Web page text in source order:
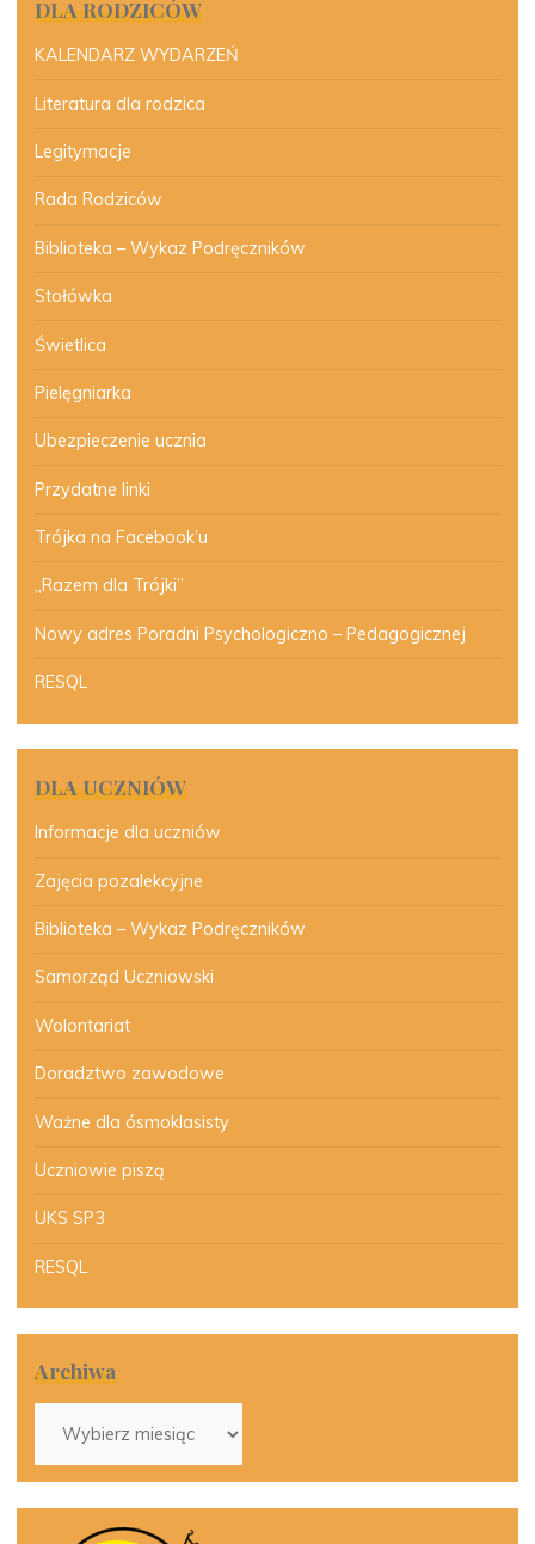
DLA RODZICÓW
KALENDARZ WYDARZEŃ
Literatura dla rodzica
Legitymacje
Rada Rodziców
Biblioteka – Wykaz Podręczników
Stołówka
Świetlica
Pielęgniarka
Ubezpieczenie ucznia
Przydatne linki
Trójka na Facebook’u
„Razem dla Trójki”
Nowy adres Poradni Psychologiczno – Pedagogicznej
RESQL
DLA UCZNIÓW
Informacje dla uczniów
Zajęcia pozalekcyjne
Biblioteka – Wykaz Podręczników
Samorząd Uczniowski
Wolontariat
Doradztwo zawodowe
Ważne dla ósmoklasisty
Uczniowie piszą
UKS SP3
RESQL
Archiwa